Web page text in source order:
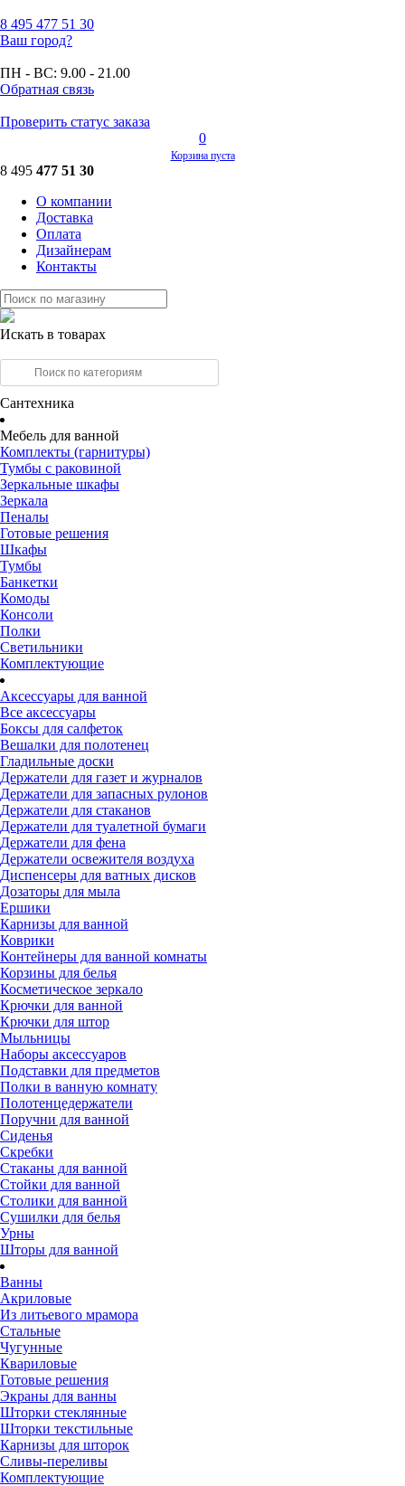
8 495 477 51 30
Ваш город?
ПН - ВС: 9.00 - 21.00
Обратная связь
Проверить статус заказа
0
Корзина пуста
8 495 477 51 30
О компании
Доставка
Оплата
Дизайнерам
Контакты
Искать в товарах
Сантехника
Мебель для ванной
Комплекты (гарнитуры)
Тумбы с раковиной
Зеркальные шкафы
Зеркала
Пеналы
Готовые решения
Шкафы
Тумбы
Банкетки
Комоды
Консоли
Полки
Светильники
Комплектующие
Аксессуары для ванной
Все аксессуары
Боксы для салфеток
Вешалки для полотенец
Гладильные доски
Держатели для газет и журналов
Держатели для запасных рулонов
Держатели для стаканов
Держатели для туалетной бумаги
Держатели для фена
Держатели освежителя воздуха
Диспенсеры для ватных дисков
Дозаторы для мыла
Ершики
Карнизы для ванной
Коврики
Контейнеры для ванной комнаты
Корзины для белья
Косметическое зеркало
Крючки для ванной
Крючки для штор
Мыльницы
Наборы аксессуаров
Подставки для предметов
Полки в ванную комнату
Полотенцедержатели
Поручни для ванной
Сиденья
Скребки
Стаканы для ванной
Стойки для ванной
Столики для ванной
Сушилки для белья
Урны
Шторы для ванной
Ванны
Акриловые
Из литьевого мрамора
Стальные
Чугунные
Квариловые
Готовые решения
Экраны для ванны
Шторки стеклянные
Шторки текстильные
Карнизы для шторок
Сливы-переливы
Комплектующие